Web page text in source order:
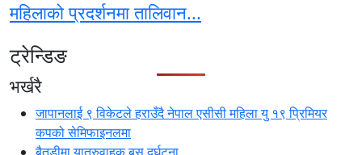
महिलाको प्रदर्शनमा तालिवान...
ट्रेन्डिङ
भर्खरै
जापानलाई ९ विकेटले हराउँदै नेपाल एसीसी महिला यु १९ प्रिमियर
कपको सेमिफाइनलमा